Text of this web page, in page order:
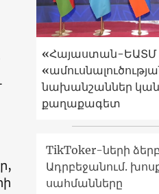
«Հայաստան-ԵԱՏՄ
նախանշաններ
քաղաքագետ
TikToker-ների
Ադրբեջանում.
սահմանները